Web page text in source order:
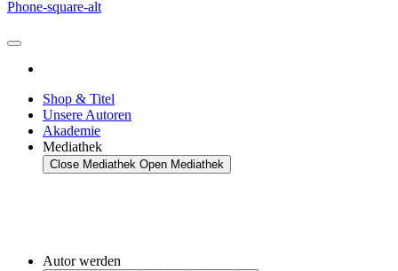
Phone-square-alt
Shop & Titel
Unsere Autoren
Akademie
Mediathek
Close Mediathek Open Mediathek
Autor werden